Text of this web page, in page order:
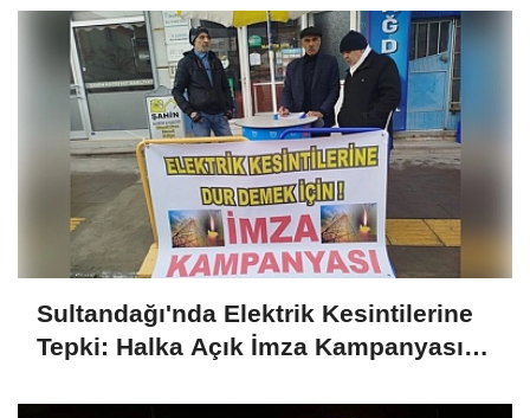
Sultandağı'nda Elektrik Kesintilerine
Tepki: Halka Açık İmza Kampanyası